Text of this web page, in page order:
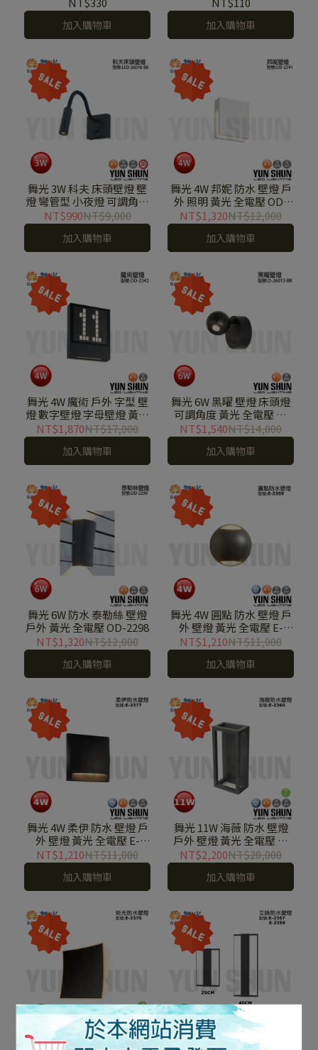
加入購物車 加入購物車
舞光 3W 科夫 床頭壁燈 壁
燈 彎管型 小夜燈 可調角度
黃光 全電壓 LED-26010-
BK
NT$990NT$9,000
加入購物車
舞光 4W 邦妮 防水 壁燈 戶
外 照明 黃光 全電壓 OD-
2341
NT$1,320NT$12,000
加入購物車
舞光 4W 魔術 戶外 字型 壁
燈 數字壁燈 字母壁燈 黃光
全電壓 OD-2342
NT$1,870NT$17,000
加入購物車
舞光 6W 黑曜 壁燈 床頭燈
可調角度 黃光 全電壓 D-
26013-BK
NT$1,540NT$14,000
加入購物車
舞光 6W 防水 泰勒絲 壁燈
戶外 黃光 全電壓 OD-2298
NT$1,320NT$12,000
加入購物車
舞光 4W 圓點 防水 壁燈 戶
外 壁燈 黃光 全電壓 E-
2359
NT$1,210NT$11,000
加入購物車
舞光 4W 柔伊 防水 壁燈 戶
外 壁燈 黃光 全電壓 E-
2377
NT$1,210NT$11,000
加入購物車
舞光 11W 海薇 防水 壁燈
戶外 壁燈 黃光 全電壓 E-
2360
NT$2,200NT$20,000
加入購物車
舞光 13W 矩光 防水 壁燈
舞光 20W (20CM / 40CM)